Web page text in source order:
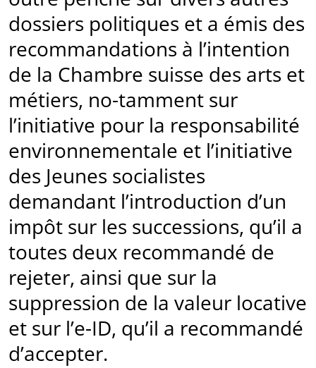
dossiers politiques et a émis des
recommandations à l’intention
de la Chambre suisse des arts et
métiers, no-tamment sur
l’initiative pour la responsabilité
environnementale et l’initiative
des Jeunes socialistes
demandant l’introduction d’un
impôt sur les successions, qu’il a
toutes deux recommandé de
rejeter, ainsi que sur la
suppression de la valeur locative
et sur l’e-ID, qu’il a recommandé
d’accepter.